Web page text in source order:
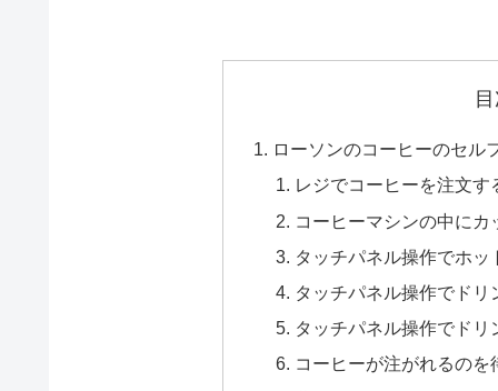
ローソンのコーヒーのセル
レジでコーヒーを注文す
コーヒーマシンの中にカ
タッチパネル操作でホッ
タッチパネル操作でドリ
タッチパネル操作でドリ
コーヒーが注がれるのを